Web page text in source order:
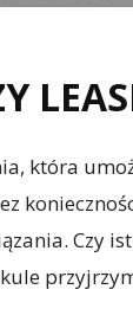
która
Czy